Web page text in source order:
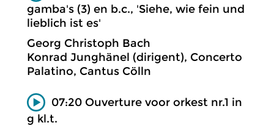
gamba's (3) en b.c., 'Siehe, wie fein und
lieblich ist es'
Georg Christoph Bach
Konrad Junghänel (dirigent), Concerto
Palatino, Cantus Cölln
07:20 Ouverture voor orkest nr.1 in
g kl.t.